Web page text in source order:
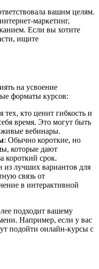
вашим целям.
маркетинг,
Если вы хотите
ищите
на усвоение
форматы курсов:
тех, кто ценит гибкость и
время. Это могут быть
вебинары.
: Обычно короткие, но
которые дают
короткий срок.
из лучших вариантов для
связь от
в интерактивной
подходит вашему
Например, если у вас
подойти онлайн-курсы с